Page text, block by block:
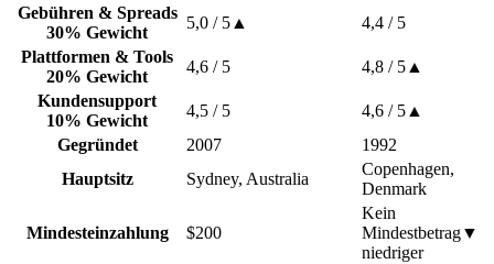
Gebühren & Spreads
30% Gewicht
5,0 / 5 ▲ 4,4 / 5
Plattformen & Tools
20% Gewicht
4,6 / 5 4,8 / 5 ▲
Kundensupport
10% Gewicht
4,5 / 5 4,6 / 5 ▲
Gegründet
2007
1992
Hauptsitz
Sydney, Australia
Copenhagen,
Denmark
Mindesteinzahlung $200
Kein
Mindestbetrag▼
niedriger